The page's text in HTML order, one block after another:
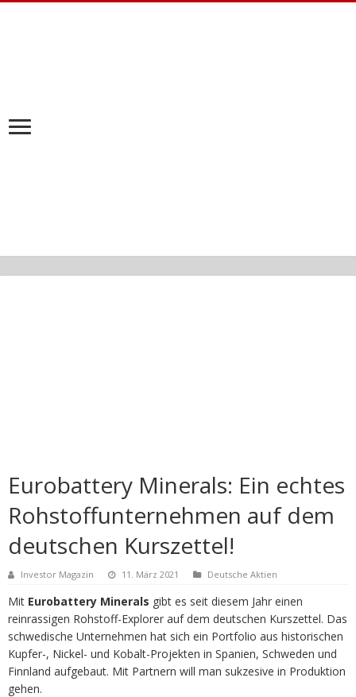
Eurobattery Minerals: Ein echtes
Rohstoffunternehmen auf dem
deutschen Kurszettel!
Investor Magazin 11. März 2021 Deutsche Aktien
Mit Eurobattery Minerals gibt es seit diesem Jahr einen
reinrassigen Rohstoff-Explorer auf dem deutschen Kurszettel. Das
schwedische Unternehmen hat sich ein Portfolio aus historischen
Kupfer-, Nickel- und Kobalt-Projekten in Spanien, Schweden und
Finnland aufgebaut. Mit Partnern will man sukzesive in Produktion
gehen.